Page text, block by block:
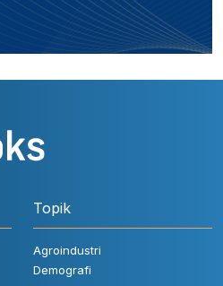
Topik
Agroindustri
Demografi